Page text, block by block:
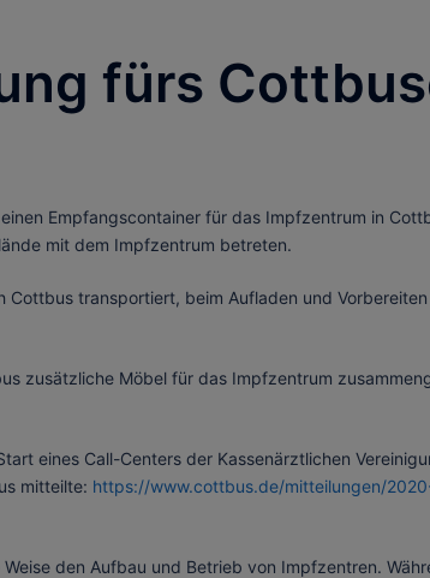
fürs
Empfangscontainer für das Impfzentrum in
mit dem Impfzentrum betreten.
transportiert, beim Aufladen und
zusätzliche Möbel für das Impfzentrum
eines Call-Centers der Kassenärztlichen
mitteilte: https://www.cottbus.de/mitteilungen/
den Aufbau und Betrieb von Impfzentren.